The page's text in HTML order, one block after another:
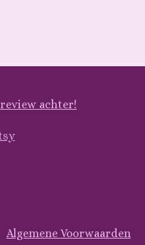
achter!
Algemene Voorwaarden